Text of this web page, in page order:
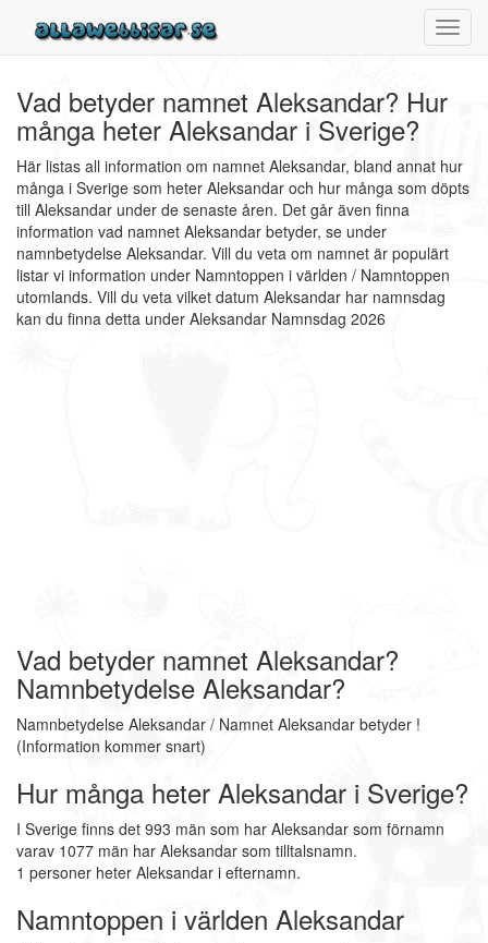
Vad betyder namnet Aleksandar? Hur
många heter Aleksandar i Sverige?
Här listas all information om namnet Aleksandar, bland annat hur
många i Sverige som heter Aleksandar och hur många som döpts
till Aleksandar under de senaste åren. Det går även finna
information vad namnet Aleksandar betyder, se under
namnbetydelse Aleksandar. Vill du veta om namnet är populärt
listar vi information under Namntoppen i världen / Namntoppen
utomlands. Vill du veta vilket datum Aleksandar har namnsdag
kan du finna detta under Aleksandar Namnsdag 2026
Vad betyder namnet Aleksandar?
Namnbetydelse Aleksandar?
Namnbetydelse Aleksandar / Namnet Aleksandar betyder !
(Information kommer snart)
Hur många heter Aleksandar i Sverige?
I Sverige finns det 993 män som har Aleksandar som förnamn
varav 1077 män har Aleksandar som tilltalsnamn.
1 personer heter Aleksandar i efternamn.
Namntoppen i världen Aleksandar